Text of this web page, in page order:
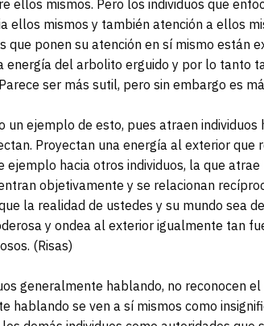
ellos mismos. Pero los individuos que
ellos mismos y también atención a ellos
que ponen su atención en sí mismo están
energía del arbolito erguido y por lo tanto
ser más sutil, pero sin embargo es
un ejemplo de esto, pues atraen individuos
Proyectan una energía al exterior que
ejemplo hacia otros individuos, la que atrae
objetivamente y se relacionan
la realidad de ustedes y su mundo sea
y ondea al exterior igualmente tan
(Risas)
generalmente hablando, no reconocen
hablando se ven a sí mismos como